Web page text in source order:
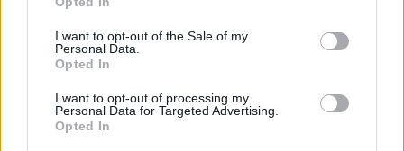
use your data for below specified purposes in below Google
consent section.
I want to opt-out of the Sale of my
Personal Data.
Opted In
I want to opt-out of processing my
Personal Data for Targeted Advertising.
Opted In
κάνουμε και πώς να τα αποφύγετε
19 Ιουν 2026 19:30
Το viral κόλπο που διώχνει τα κουνούπια